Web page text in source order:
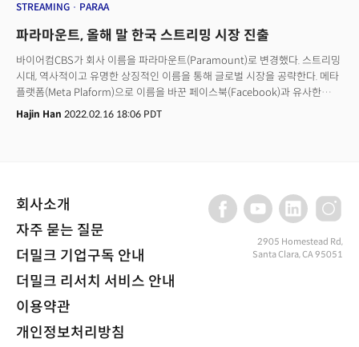
STREAMING PARAA
파라마운트, 올해 말 한국 스트리밍 시장 진출
바이어컴CBS가 회사 이름을 파라마운트(Paramount)로 변경했다. 스트리밍
시대, 역사적이고 유명한 상징적인 이름을 통해 글로벌 시장을 공략한다. 메타
플랫폼(Meta Plaform)으로 이름을 바꾼 페이스북(Facebook)과 유사한
결정이다. 미국 나스닥(NASDAQ)에 상장되어 있는 이 회사의 주식 티커도
‘PARAA(클래스 A)’로 바뀐다. 적용은 2월 17일(미국시간) 부터다. 이와 함께
Hajin Han 2022.02.16 18:06 PDT
회사소개
자주 묻는 질문
더밀크 기업구독 안내
더밀크 리서치 서비스 안내
이용약관
개인정보처리방침
2905 Homestead Rd,
Santa Clara, CA 95051